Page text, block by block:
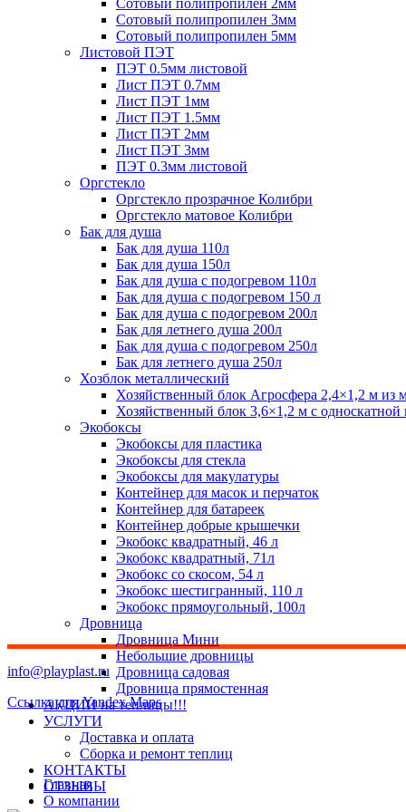
Сотовый полипропилен 2мм
Сотовый полипропилен 3мм
Сотовый полипропилен 5мм
Листовой ПЭТ
ПЭТ 0.5мм листовой
Лист ПЭТ 0.7мм
Лист ПЭТ 1мм
Лист ПЭТ 1.5мм
Лист ПЭТ 2мм
Лист ПЭТ 3мм
ПЭТ 0.3мм листовой
Оргстекло
Оргстекло прозрачное Колибри
Оргстекло матовое Колибри
Бак для душа
Бак для душа 110л
Бак для душа 150л
Бак для душа с подогревом 110л
Бак для душа с подогревом 150 л
Бак для душа с подогревом 200л
Бак для летнего душа 200л
Бак для душа с подогревом 250л
Бак для летнего душа 250л
Хозблок металлический
Хозяйственный блок Агросфера 2,4×1,2 м из
Хозяйственный блок 3,6×1,2 м с
Экобоксы
Экобоксы для пластика
Экобоксы для стекла
Экобоксы для макулатуры
Контейнер для масок и перчаток
Контейнер для батареек
Контейнер добрые крышечки
Экобокс квадратный, 46 л
Экобокс квадратный, 71л
Экобокс со скосом, 54 л
Экобокс шестигранный, 110 л
Экобокс прямоугольный, 100л
Дровница
Дровница Мини
Небольшие дровницы
Дровница садовая
Дровница прямостенная
АКЦИИ на теплицы!!!
УСЛУГИ
Доставка и оплата
Сборка и ремонт теплиц
КОНТАКТЫ
ОТЗЫВЫ
info@playplast.ru
Ссылка для Yandex Maps
Главная
О компании